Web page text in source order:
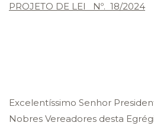
PROJETO DE LEI Nº. 18/2024
Excelentíssimo Senhor
Nobres Vereadores desta